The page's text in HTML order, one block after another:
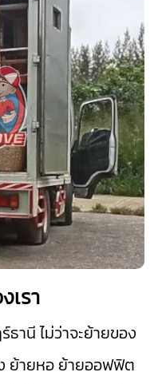
เรา
ธานีไม่ว่าจะย้ายของ
ย้ายหอ ย้ายออฟฟิต